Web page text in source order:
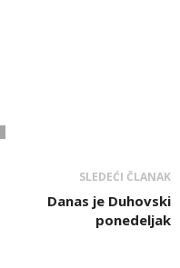
SLEDEĆI ČLANAK
Danas je Duhovski
ponedeljak